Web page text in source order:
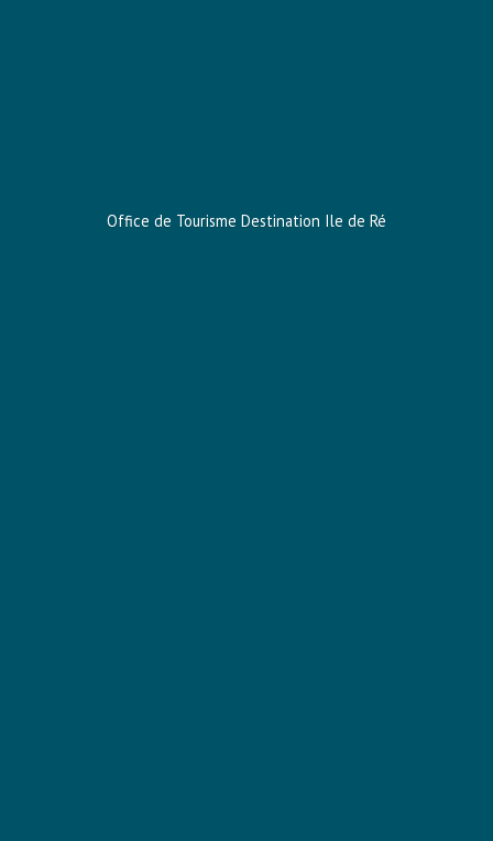
Office de Tourisme Destination Ile de Ré